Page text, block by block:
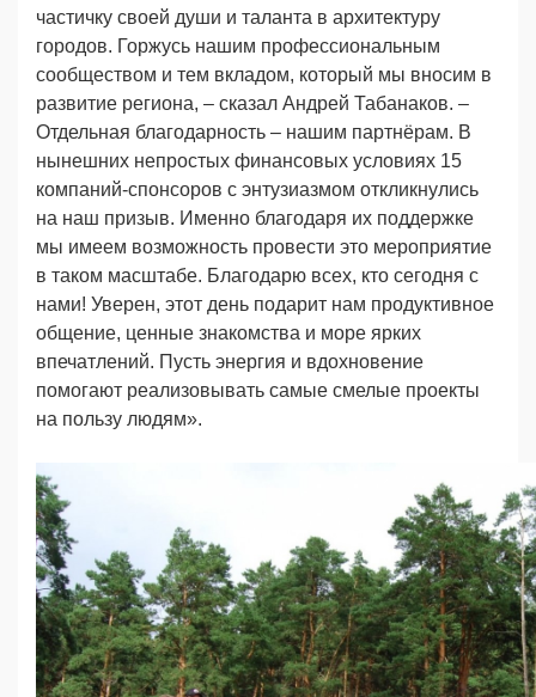
частичку своей души и таланта в архитектуру
городов. Горжусь нашим профессиональным
сообществом и тем вкладом, который мы вносим в
развитие региона, – сказал Андрей Табанаков. –
Отдельная благодарность – нашим партнёрам. В
нынешних непростых финансовых условиях 15
компаний-спонсоров с энтузиазмом откликнулись
на наш призыв. Именно благодаря их поддержке
мы имеем возможность провести это мероприятие
в таком масштабе. Благодарю всех, кто сегодня с
нами! Уверен, этот день подарит нам продуктивное
общение, ценные знакомства и море ярких
впечатлений. Пусть энергия и вдохновение
помогают реализовывать самые смелые проекты
на пользу людям».